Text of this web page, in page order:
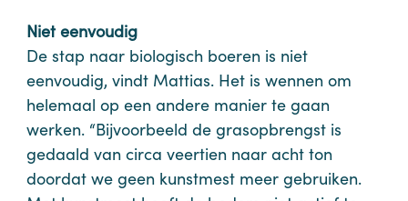
Niet eenvoudig
De stap naar biologisch boeren is niet
eenvoudig, vindt Mattias. Het is wennen om
helemaal op een andere manier te gaan
werken. “Bijvoorbeeld de grasopbrengst is
gedaald van circa veertien naar acht ton
doordat we geen kunstmest meer gebruiken.